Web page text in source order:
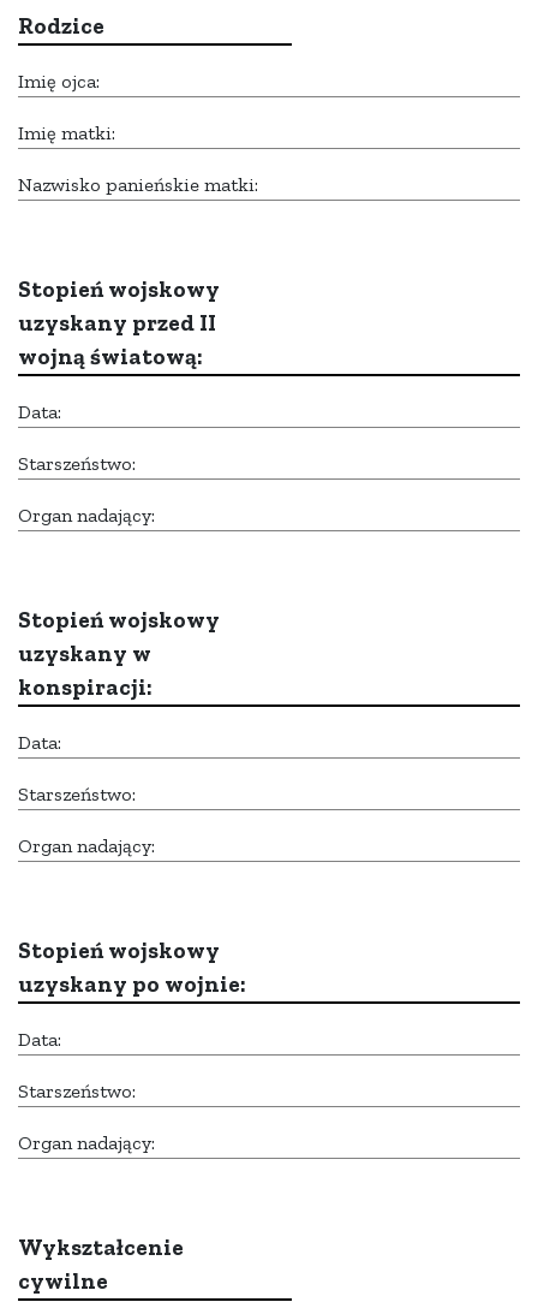
Rodzice
Imię ojca:
Imię matki:
Nazwisko panieńskie matki:
Stopień wojskowy
uzyskany przed II
wojną światową:
Data:
Starszeństwo:
Organ nadający:
Stopień wojskowy
uzyskany w
konspiracji:
Data:
Starszeństwo:
Organ nadający:
Stopień wojskowy
uzyskany po wojnie:
Data:
Starszeństwo:
Organ nadający:
Wykształcenie
cywilne